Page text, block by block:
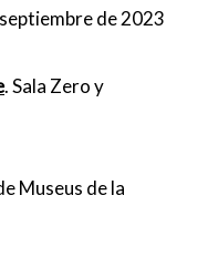
de 2023
. Sala Zero y
Museus de la